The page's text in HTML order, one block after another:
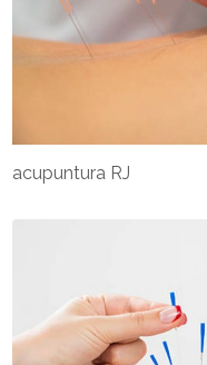
acupuntura RJ